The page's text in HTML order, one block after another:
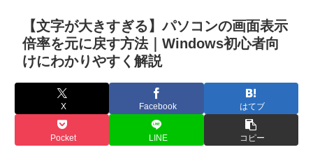
【文字が大きすぎる】パソコンの画面表示
倍率を元に戻す方法｜Windows初心者向
けにわかりやすく解説
X Facebook はてブ
Pocket LINE コピー